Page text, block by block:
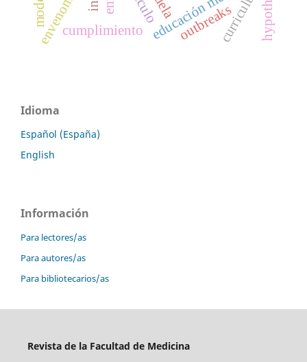
curriculum
cumplimiento outbreaks
Idioma
Español (España)
English
Información
Para lectores/as
Para autores/as
Para bibliotecarios/as
Revista de la Facultad de Medicina